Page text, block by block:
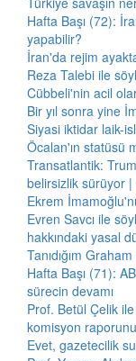
Hafta Başı (72):
yapabilir?
İran'da rejim
Reza Talebi ile
Cübbeli'nin acil
Bir yıl sonra yine
Siyasi iktidar laik-
Öcalan'ın statüsü
Transatlantik:
belirsizlik sürüyor
Ekrem
Evren Savcı ile
hakkındaki yasal
Tanıdığım
Hafta Başı (71):
sürecin devamı
Prof. Betül Çelik
komisyon
Evet, gazetecilik